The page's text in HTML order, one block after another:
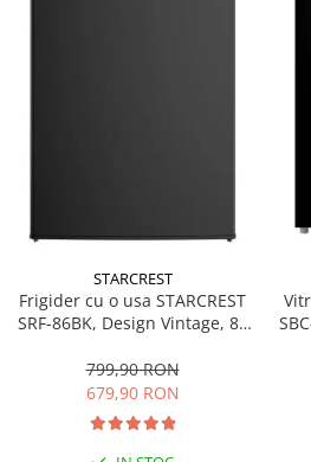
STARCREST
Frigider cu o usa STARCREST
SRF-86BK, Design Vintage, 85
interioara, H 84 cm, Negru
799,90 RON
679,90 RON